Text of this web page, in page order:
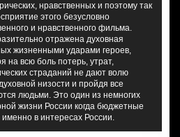
нравственных и поэтому так
этого безусловно
и нравственного фильма.
отражена духовная
жизненными ударами героев,
на всю боль потерь, утрат,
страданий не дают волю
низости и пройдя все
людьми. Это один из немногих
жизни России когда бюджетные
в интересах России.